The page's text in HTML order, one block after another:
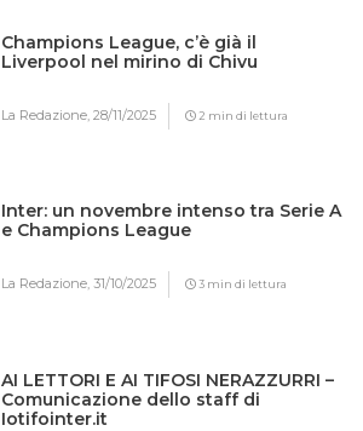
Champions League, c’è già il
Liverpool nel mirino di Chivu
La Redazione,28/11/2025 2 min di lettura
Inter: un novembre intenso tra Serie A
e Champions League
La Redazione,31/10/2025 3 min di lettura
AI LETTORI E AI TIFOSI NERAZZURRI –
Comunicazione dello staff di
Iotifointer.it